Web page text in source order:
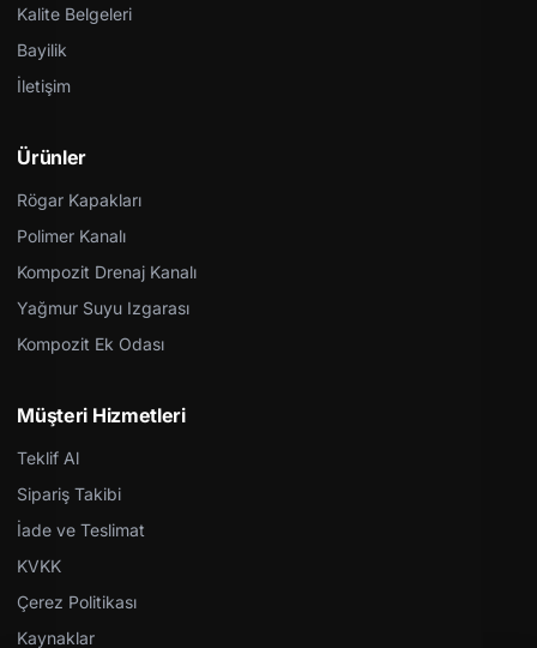
Kalite Belgeleri
Bayilik
İletişim
Ürünler
Rögar Kapakları
Polimer Kanalı
Kompozit Drenaj Kanalı
Yağmur Suyu Izgarası
Kompozit Ek Odası
Müşteri Hizmetleri
Teklif Al
Sipariş Takibi
İade ve Teslimat
KVKK
Çerez Politikası
Kaynaklar